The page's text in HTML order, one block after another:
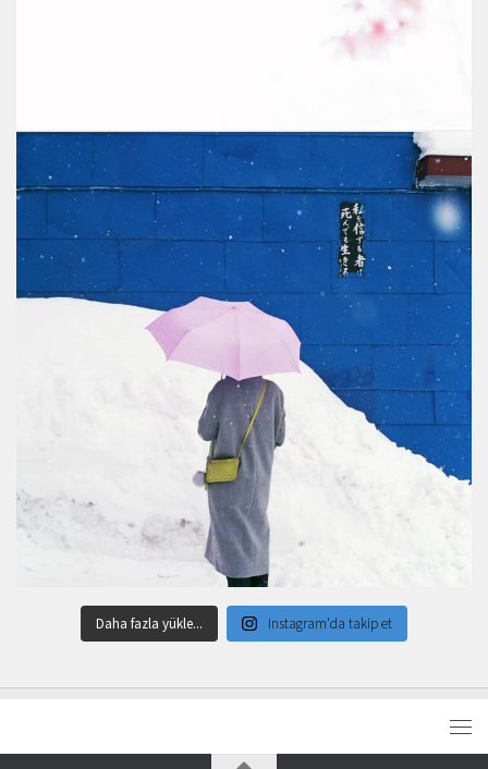
Daha fazla yükle... Instagram'da takip et